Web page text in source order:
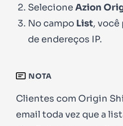
SelecioneAzion
No campo List, você
de endereços IP.
NOTA
Clientes com Origin
email toda vez que a